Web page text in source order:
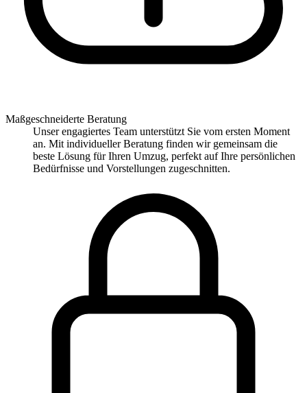
Maßgeschneiderte Beratung
Unser engagiertes Team unterstützt Sie vom ersten Moment
an. Mit individueller Beratung finden wir gemeinsam die
beste Lösung für Ihren Umzug, perfekt auf Ihre persönlichen
Bedürfnisse und Vorstellungen zugeschnitten.